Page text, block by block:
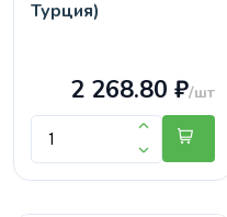
Турция)
2 268.80 ₽/шт